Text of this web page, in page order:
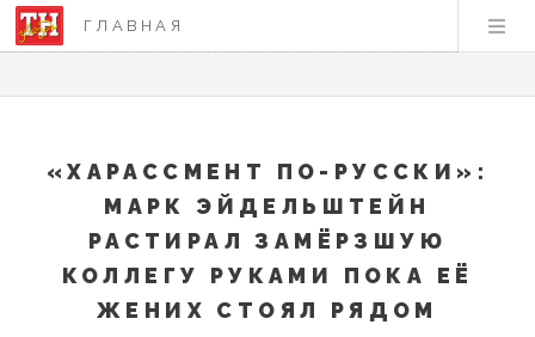
ГЛАВНАЯ
«ХАРАССМЕНТ ПО-РУССКИ»:
МАРК ЭЙДЕЛЬШТЕЙН
РАСТИРАЛ ЗАМЁРЗШУЮ
КОЛЛЕГУ РУКАМИ ПОКА ЕЁ
ЖЕНИХ СТОЯЛ РЯДОМ